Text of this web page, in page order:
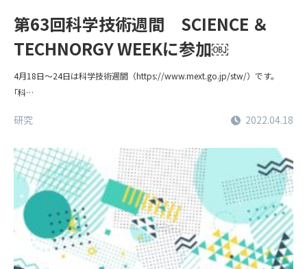
第63回科学技術週間 SCIENCE ＆
TECHNORGY WEEKに参加￼
4月18日～24日は科学技術週間（https://www.mext.go.jp/stw/）です。
｢科…
研究 2022.04.18